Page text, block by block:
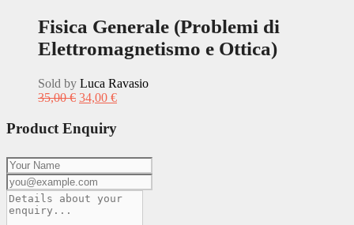
Fisica Generale (Problemi di
Elettromagnetismo e Ottica)
Sold by Luca Ravasio
35,00€ 34,00 €
Product Enquiry